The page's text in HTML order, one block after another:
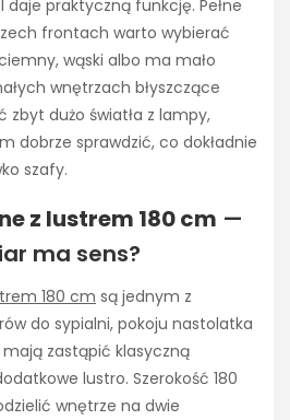
praktyczną funkcję. Pełne
frontach warto wybierać
wąski albo ma mało
wnętrzach błyszczące
dużo światła z lampy,
dobrze sprawdzić, co dokładnie
szafy.
z lustrem 180 cm —
ma sens?
180 cm są jednym z
do sypialni, pokoju nastolatka
zastąpić klasyczną
lustro. Szerokość 180
wnętrze na dwie